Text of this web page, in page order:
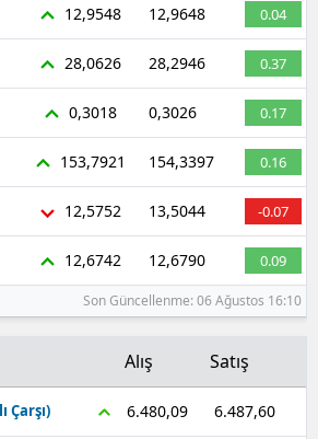
12,9548 12,9648 0.04
28,0626 28,2946 0.37
0,3018 0,3026 0.17
153,7921 154,3397 0.16
12,5752 13,5044 -0.07
12,6742 12,6790 0.09
Son Güncellenme: 06 Ağustos 16:10
Alış Satış
Çarşı) 6.480,09 6.487,60